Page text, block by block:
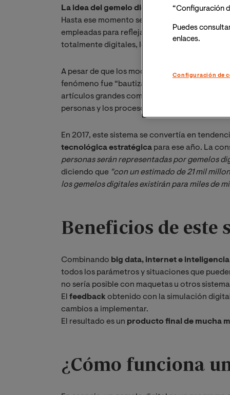
La idea del gemelo digital surgió por
Hasta ese momento se usaban maquetas a
empleadas para reflejar y diagnosticar
totalmente digitales, lo que abarata su coste
A pesar de que los modelos digitales se usan
fenómeno fue “bautizado”. En la actualidad,
artículos grandes como edificios, fábricas e
personas y los procesos pueden tener
En 2017, este sistema se convertía en
tecnológica estratégica para ese año. La
personas serán representadas por gemelos
diciendo que "con un estimado de 21 mil
los gemelos digitales existirán para miles de
Beneficios de este
Combinando big data, internet e
todos los parámetros y situaciones que
no sería posible con maquetas u otros
El feedback obtenido con la simulación
cambios a implementar.
El resultado es un producto final de mucha
¿Cómo funciona
“Configuración
Puedes
enlaces.
Configuración de